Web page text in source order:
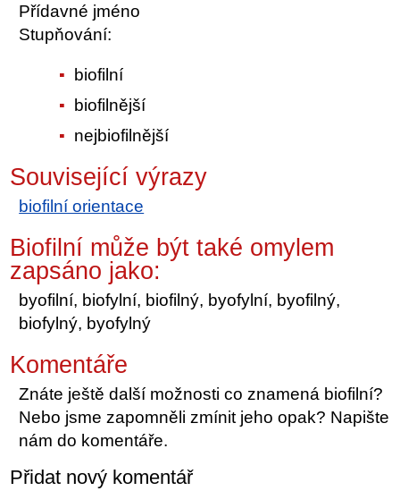
Přídavné jméno
Stupňování:
biofilní
biofilnější
nejbiofilnější
Související výrazy
biofilní orientace
Biofilní může být také omylem
zapsáno jako:
byofilní, biofylní, biofilný, byofylní, byofilný,
biofylný, byofylný
Komentáře
Znáte ještě další možnosti co znamená biofilní?
Nebo jsme zapomněli zmínit jeho opak? Napište
nám do komentáře.
Přidat nový komentář